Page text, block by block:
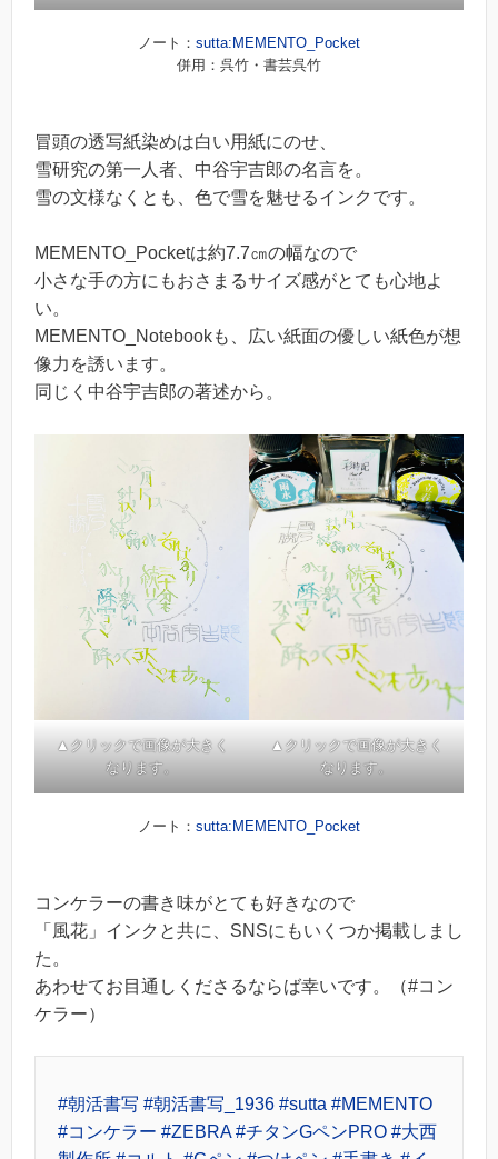
ノート： sutta:MEMENTO_Pocket
併用：呉竹・書芸呉竹
冒頭の透写紙染めは白い用紙にのせ、
雪研究の第一人者、中谷宇吉郎の名言を。
雪の文様なくとも、色で雪を魅せるインクです。
MEMENTO_Pocketは約7.7㎝の幅なので
小さな手の方にもおさまるサイズ感がとても心地よ
い。
MEMENTO_Notebookも、広い紙面の優しい紙色が想
像力を誘います。
同じく中谷宇吉郎の著述から。
▲クリックで画像が大きく
なります。
▲クリックで画像が大きく
なります。
ノート： sutta:MEMENTO_Pocket
コンケラーの書き味がとても好きなので
「風花」インクと共に、SNSにもいくつか掲載しまし
た。
あわせてお目通しくださるならば幸いです。（#コン
ケラー）
#朝活書写 #朝活書写_1936 #sutta #MEMENTO
#コンケラー #ZEBRA #チタンGペンPRO #大西